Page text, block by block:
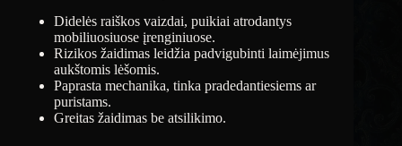
Didelės raiškos vaizdai, puikiai atrodantys
mobiliuosiuose įrenginiuose.
Rizikos žaidimas leidžia padvigubinti laimėjimus
aukštomis lėšomis.
Paprasta mechanika, tinka pradedantiesiems ar
puristams.
Greitas žaidimas be atsilikimo.